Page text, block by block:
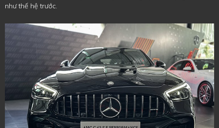
như thế hệ trước.